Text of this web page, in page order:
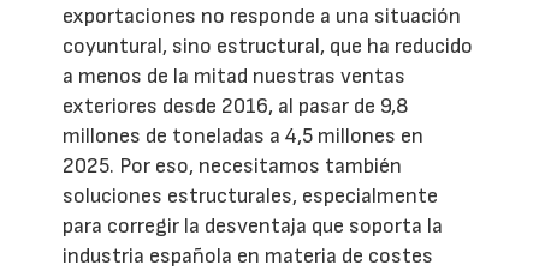
exportaciones no responde a una situación
coyuntural, sino estructural, que ha reducido
a menos de la mitad nuestras ventas
exteriores desde 2016, al pasar de 9,8
millones de toneladas a 4,5 millones en
2025. Por eso, necesitamos también
soluciones estructurales, especialmente
para corregir la desventaja que soporta la
industria española en materia de costes